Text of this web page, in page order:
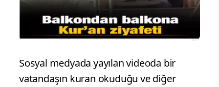
Sosyal medyada yayılan videoda bir
vatandaşın kuran okuduğu ve diğer